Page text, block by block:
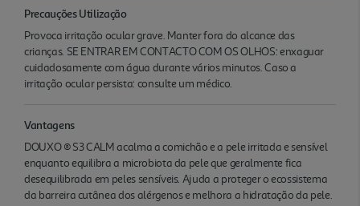
Precauções Utilização
Provoca irritação ocular grave. Manter fora do alcance das
crianças. SE ENTRAR EM CONTACTO COM OS OLHOS: enxaguar
cuidadosamente com água durante vários minutos. Caso a
irritação ocular persista: consulte um médico.
Vantagens
DOUXO ® S3 CALM acalma a comichão e a pele irritada e sensível
enquanto equilibra a microbiota da pele que geralmente fica
desequilibrada em peles sensíveis. Ajuda a proteger o ecossistema
da barreira cutânea dos alérgenos e melhora a hidratação da pele.